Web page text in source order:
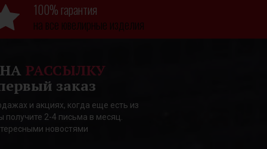
100% гарантия
на все ювелирные изделия
РАССЫЛКУ
заказ
и акциях, когда еще есть из
2-4 письма в месяц.
новостями